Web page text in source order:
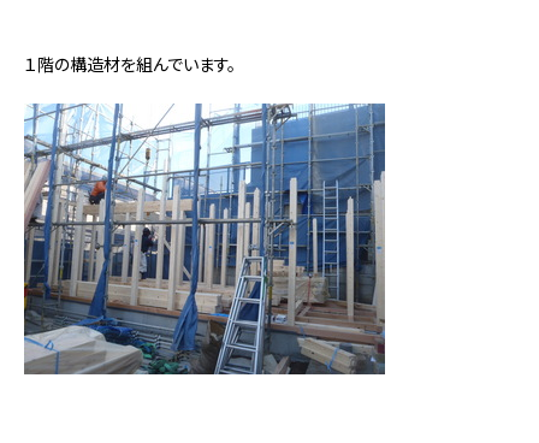
１階の構造材を組んでいます。